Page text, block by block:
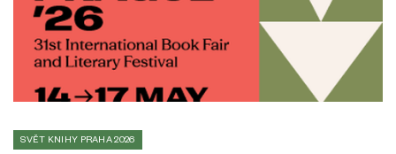
SVĚT KNIHY PRAHA 2026